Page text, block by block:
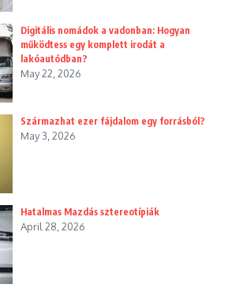
Digitális nomádok a vadonban: Hogyan
működtess egy komplett irodát a
lakóautódban?
May 22, 2026
Származhat ezer fájdalom egy forrásból?
May 3, 2026
Hatalmas Mazdás sztereotípiák
April 28, 2026